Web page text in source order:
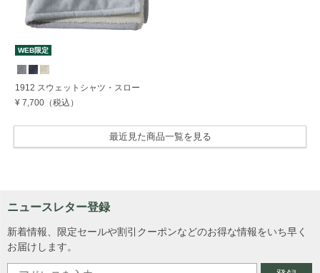
WEB限定
1912 スウェットシャツ・スロー
¥ 7,700（税込）
最近見た商品一覧を見る
ニュースレター登録
新着情報、限定セールや割引クーポンなどのお得な情報をいち早く
お届けします。